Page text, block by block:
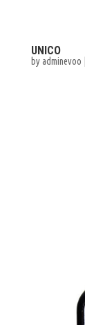
UNICO
byadminevoo